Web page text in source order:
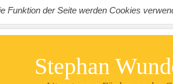
Funktion der Seite werden Cookies
Stephan